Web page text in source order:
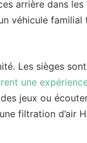
arrière dans
véhicule
Les sièges
une
jeux ou
filtration d’air